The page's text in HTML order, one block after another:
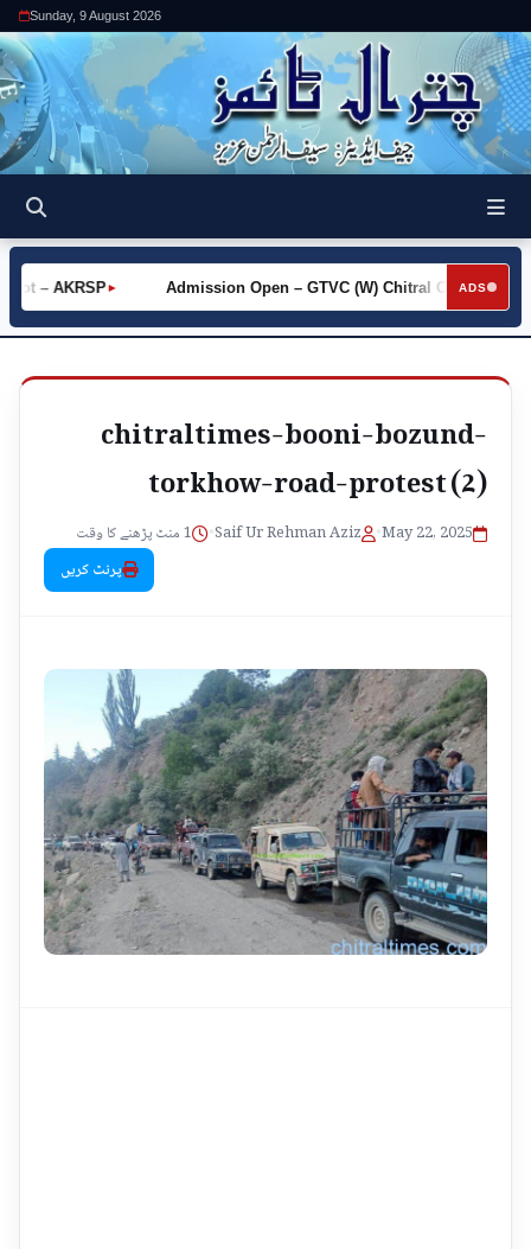
Sunday, 9 August 2026
ADS
►
– AKRSP ►
Admission Open – GTVC (W) Chitral City
chitraltimes-booni-bozund-
torkhow-road-protest (2)
May 22, 2025
•
Saif Ur Rehman Aziz
•
1 منٹ پڑھنے کا وقت
پرنٹ کریں